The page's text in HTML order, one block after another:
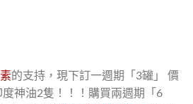
的支持，現下訂一週期「3罐」 價
神油2隻！！！購買兩週期「6